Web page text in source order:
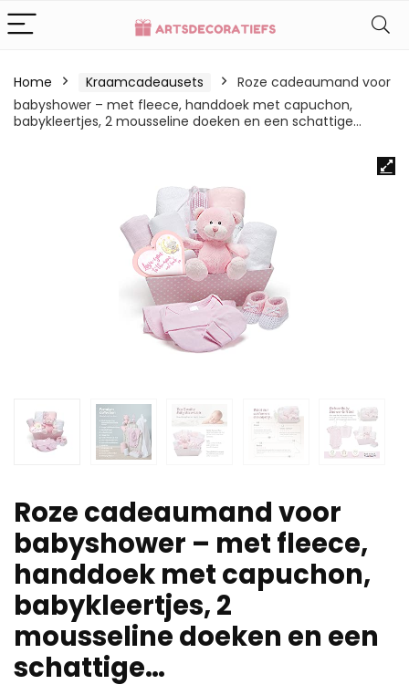
Home Kraamcadeausets
Roze cadeaumand voor
babyshower – met fleece, handdoek met capuchon,
babykleertjes, 2 mousseline doeken en een schattige…
Roze cadeaumand voor
babyshower – met fleece,
handdoek met capuchon,
babykleertjes, 2
mousseline doeken en een
schattige…